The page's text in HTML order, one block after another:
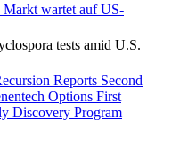
wartet auf US-
tests amid U.S.
Reports Second
Options First
Discovery Program